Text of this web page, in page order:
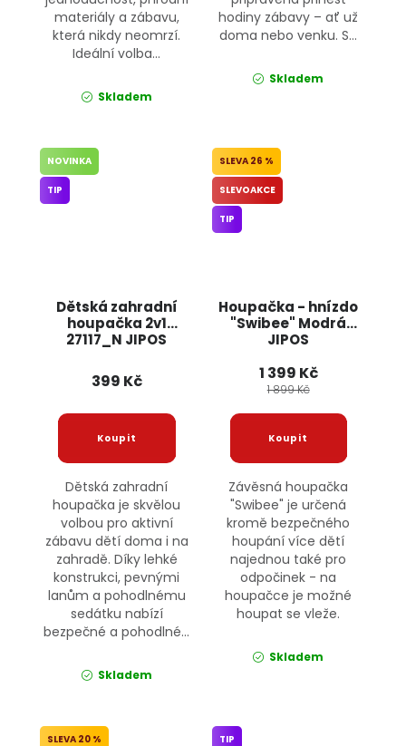
materiály a zábavu,
která nikdy neomrzí.
Ideální volba...
Skladem
hodiny zábavy – ať už
doma nebo venku. S...
Skladem
Dětská zahradní
houpačka 2v1
27117_N JIPOS
NOVINKA
TIP
399 Kč
Dětská zahradní
houpačka je skvělou
volbou pro aktivní
zábavu dětí doma i na
zahradě. Díky lehké
konstrukci, pevnými
lanům a pohodlnému
sedátku nabízí
bezpečné a pohodlné...
Skladem
Houpačka - hnízdo
"Swibee" Modrá
JIPOS
26 %
SLEVOAKCE
TIP
1 399 Kč
1 899 Kč
Závěsná houpačka
"Swibee" je určená
kromě bezpečného
houpání více dětí
najednou také pro
odpočinek - na
houpačce je možné
houpat se vleže.
Skladem
20 % TIP